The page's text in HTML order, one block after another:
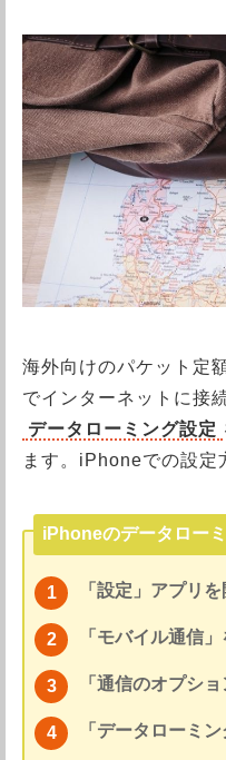
海外向けのパケット定
でインターネットに接
データローミング設定
ます。iPhoneでの設定
iPhoneのデータロー
「設定」アプリを
「モバイル通信
「通信のオプシ
「データローミ